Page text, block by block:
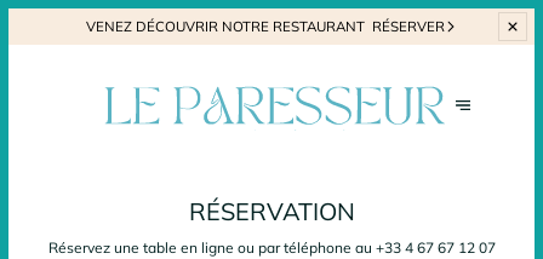
VENEZ DÉCOUVRIR NOTRE RESTAURANT RÉSERVER
RÉSERVATION
Réservez une table en ligne ou par téléphone au +33 4 67 67 12 07